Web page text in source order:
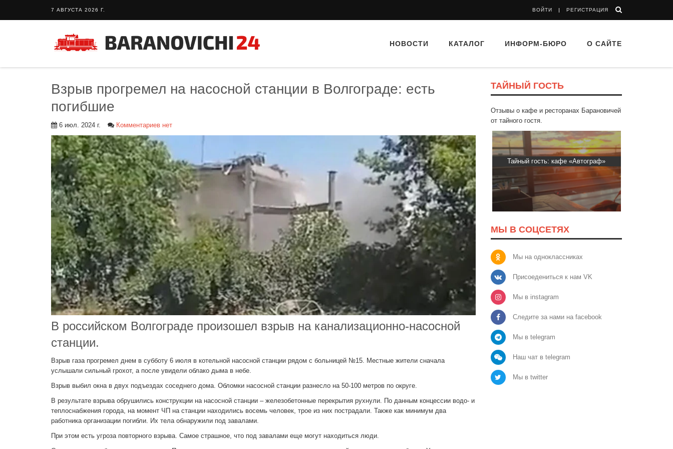
7 АВГУСТА 2026 Г. ВОЙТИ РЕГИСТРАЦИЯ
НОВОСТИ КАТАЛОГ ИНФОРМ-БЮРО О САЙТЕ
Взрыв прогремел на насосной станции в Волгограде: есть
погибшие
6 июл. 2024 г. Комментариев нет
В российском Волгограде произошел взрыв на канализационно-насосной
станции.
Взрыв газа прогремел днем в субботу 6 июля в котельной насосной станции рядом с больницей №15. Местные жители сначала
услышали сильный грохот, а после увидели облако дыма в небе.
Взрыв выбил окна в двух подъездах соседнего дома. Обломки насосной станции разнесло на 50-100 метров по округе.
В результате взрыва обрушились конструкции на насосной станции – железобетонные перекрытия рухнули. По данным концессии водо- и
теплоснабжения города, на момент ЧП на станции находились восемь человек, трое из них пострадали. Также как минимум два
работника организации погибли. Их тела обнаружили под завалами.
При этом есть угроза повторного взрыва. Самое страшное, что под завалами еще могут находиться люди.
ТАЙНЫЙ ГОСТЬ
Отзывы о кафе и ресторанах Барановичей
от тайного гостя.
Тайный гость: кафе «Фасти Хасти» Тайный гость: кафе «Автограф» Тайный гость: Кафе "Grand Buffet"
МЫ В СОЦСЕТЯХ
Мы на одноклассниках
Присоедениться к нам VK
Мы в instagram
Следите за нами на facebook
Мы в telegram
Наш чат в telegram
Мы в twitter